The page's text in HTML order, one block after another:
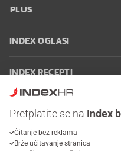
PLUS
INDEX OGLASI
INDEX RECEPTI
Oglašavanje Zaposli se na
korištenja
Postavke kolačića
Pretplatite se na Index
Čitanje bez reklama
Brže učitavanje stranica